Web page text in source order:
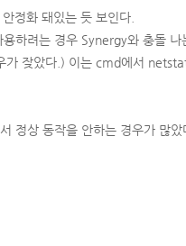
정화 돼있는 듯 보인다.
하려는 경우 Synergy와 충돌 나
가 잦았다.) 이는 cmd에서
정상 동작을 안하는 경우가 많았